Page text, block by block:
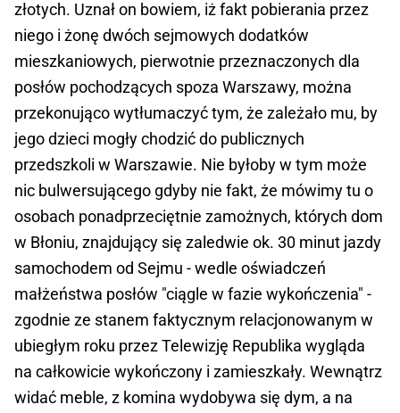
złotych. Uznał on bowiem, iż fakt pobierania przez
niego i żonę dwóch sejmowych dodatków
mieszkaniowych, pierwotnie przeznaczonych dla
posłów pochodzących spoza Warszawy, można
przekonująco wytłumaczyć tym, że zależało mu, by
jego dzieci mogły chodzić do publicznych
przedszkoli w Warszawie. Nie byłoby w tym może
nic bulwersującego gdyby nie fakt, że mówimy tu o
osobach ponadprzeciętnie zamożnych, których dom
w Błoniu, znajdujący się zaledwie ok. 30 minut jazdy
samochodem od Sejmu - wedle oświadczeń
małżeństwa posłów "ciągle w fazie wykończenia" -
zgodnie ze stanem faktycznym relacjonowanym w
ubiegłym roku przez Telewizję Republika wygląda
na całkowicie wykończony i zamieszkały. Wewnątrz
widać meble, z komina wydobywa się dym, a na